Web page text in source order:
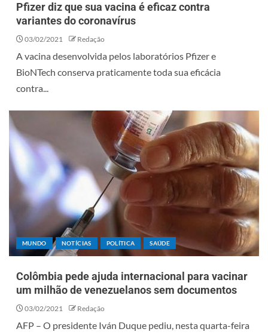
Pfizer diz que sua vacina é eficaz contra
variantes do coronavírus
03/02/2021 Redação
A vacina desenvolvida pelos laboratórios Pfizer e
BioNTech conserva praticamente toda sua eficácia
contra...
MUNDO NOTÍCIAS POLÍTICA SAÚDE
Colômbia pede ajuda internacional para vacinar
um milhão de venezuelanos sem documentos
03/02/2021 Redação
AFP – O presidente Iván Duque pediu, nesta quarta-feira